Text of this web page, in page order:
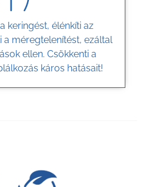
keringést, élénkíti az
a méregtelenítést, ezáltal
ellen. Csökkenti a
káros hatásait!